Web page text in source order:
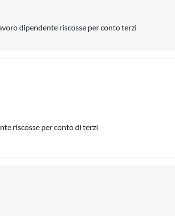
dipendente riscosse per conto terzi
riscosse per conto di terzi